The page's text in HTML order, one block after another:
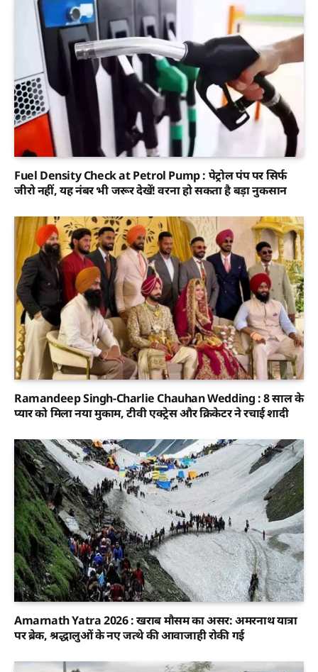
Fuel Density Check at Petrol Pump : पेट्रोल पंप पर सिर्फ
जीरो नहीं, यह नंबर भी जरूर देखें! वरना हो सकता है बड़ा नुकसान
Ramandeep Singh-Charlie Chauhan Wedding : 8 साल के
प्यार को मिला नया मुकाम, टीवी एक्ट्रेस और क्रिकेटर ने रचाई शादी
Amarnath Yatra 2026 : खराब मौसम का असर: अमरनाथ यात्रा
पर ब्रेक, श्रद्धालुओं के नए जत्थे की आवाजाही रोकी गई